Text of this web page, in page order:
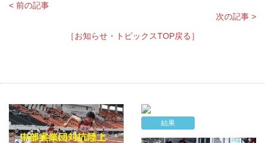
< 前の記事
次の記事 >
［お知らせ・トピックスTOP戻る］
結果